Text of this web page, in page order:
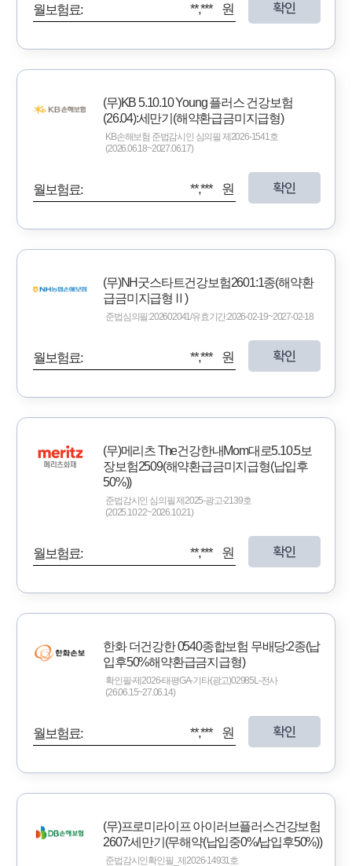
월보험료: **,*** 원 확인
(무)KB 5.10.10 Young 플러스 건강보험
(26.04):세만기(해약환급금미지급형)
KB손해보험 준법감시인 심의필 제2026-1541호
(2026.06.18~2027.06.17)
월보험료: **,*** 원 확인
(무)NH굿스타트건강보험2601:1종(해약환
급금미지급형Ⅱ)
준법심의필:202602041/유효기간:2026-02-19~2027-02-18
월보험료: **,*** 원 확인
(무)메리츠 The건강한내Mom대로5.10.5보
장보험2509(해약환급금미지급형(납입후
50%))
준법감시인 심의필 제2025-광고-2139호
(2025.10.22~2026.10.21)
월보험료: **,*** 원 확인
한화 더건강한 0540종합보험 무배당:2종(납
입후50%해약환급금지급형)
확인필-제2026-태평GA-기타(광고)02985L-전사
(26.06.15~27.06.14)
월보험료: **,*** 원 확인
(무)프로미라이프 아이러브플러스건강보험
2607:세만기(무해약(납입중0%/납입후50%))
준법감시인확인필_제2026-14931호